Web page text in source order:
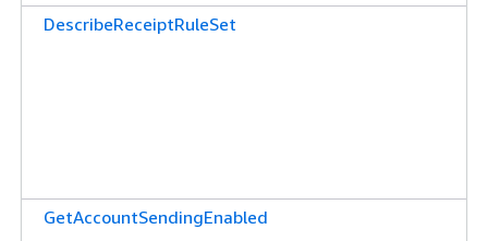
DescribeReceiptRuleSet
GetAccountSendingEnabled